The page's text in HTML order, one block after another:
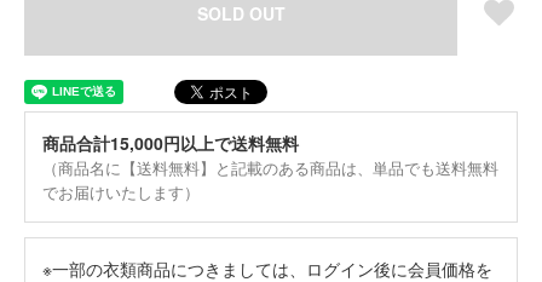
SOLD OUT
商品合計15,000円以上で送料無料
（商品名に【送料無料】と記載のある商品は、単品でも送料無料
でお届けいたします）
※一部の衣類商品につきましては、ログイン後に会員価格を